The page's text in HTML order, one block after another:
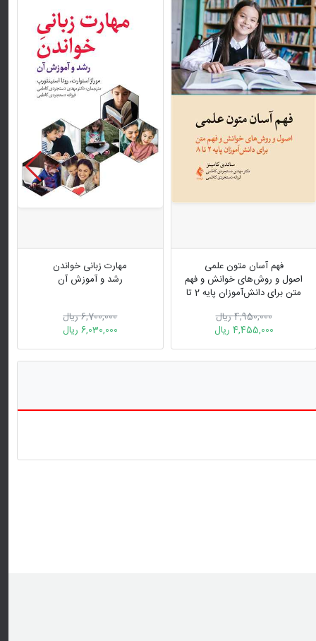
فهم آسان متون علمی
اصول و روش‌های خوانش و فهم
متن برای دانش‌آموزان پایه 2 تا
4,950,000 ریال
4,455,000 ریال
مهارت زبانی خواندن
رشد و آموزش آن
6,700,000 ریال
6,030,000 ریال